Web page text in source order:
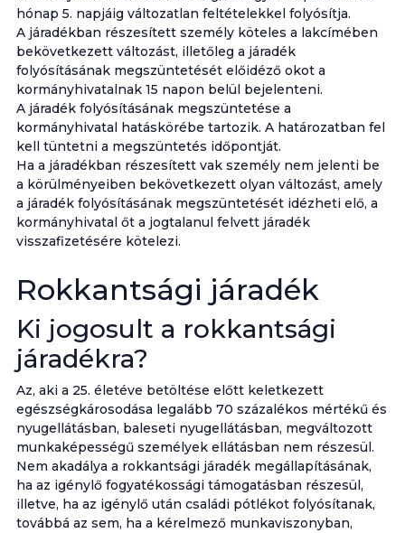
hónap 5. napjáig változatlan feltételekkel folyósítja.
A járadékban részesített személy köteles a lakcímében
bekövetkezett változást, illetőleg a járadék
folyósításának megszüntetését előidéző okot a
kormányhivatalnak 15 napon belül bejelenteni.
A járadék folyósításának megszüntetése a
kormányhivatal hatáskörébe tartozik. A határozatban fel
kell tüntetni a megszüntetés időpontját.
Ha a járadékban részesített vak személy nem jelenti be
a körülményeiben bekövetkezett olyan változást, amely
a járadék folyósításának megszüntetését idézheti elő, a
kormányhivatal őt a jogtalanul felvett járadék
visszafizetésére kötelezi.
Rokkantsági járadék
Ki jogosult a rokkantsági
járadékra?
Az, aki a 25. életéve betöltése előtt keletkezett
egészségkárosodása legalább 70 százalékos mértékű és
nyugellátásban, baleseti nyugellátásban, megváltozott
munkaképességű személyek ellátásban nem részesül.
Nem akadálya a rokkantsági járadék megállapításának,
ha az igénylő fogyatékossági támogatásban részesül,
illetve, ha az igénylő után családi pótlékot folyósítanak,
továbbá az sem, ha a kérelmező munkaviszonyban,